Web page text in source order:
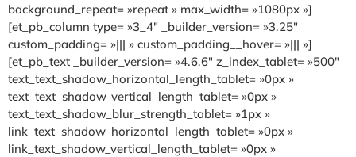
background_repeat= »repeat » max_width= »1080px »]
[et_pb_column type= »3_4″ _builder_version= »3.25″
custom_padding= »||| » custom_padding__hover= »||| »]
[et_pb_text _builder_version= »4.6.6″ z_index_tablet= »500″
text_text_shadow_horizontal_length_tablet= »0px »
text_text_shadow_vertical_length_tablet= »0px »
text_text_shadow_blur_strength_tablet= »1px »
link_text_shadow_horizontal_length_tablet= »0px »
link_text_shadow_vertical_length_tablet= »0px »